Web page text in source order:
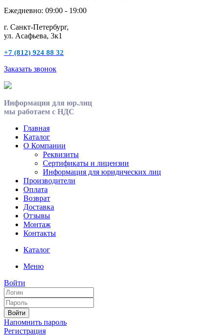
Ежедневно: 09:00 - 19:00
г. Санкт-Петербург,
ул. Асафьева, 3к1
+7 (812) 924 88 32
Заказать звонок
Информация для юр.лиц
мы работаем с НДС
Главная
Каталог
О Компании
Реквизиты
Сертификаты и лицензии
Информация для юридических лиц
Производители
Оплата
Возврат
Доставка
Отзывы
Монтаж
Контакты
Каталог
Меню
Войти
Войти
Напомнить пароль
Регистрация